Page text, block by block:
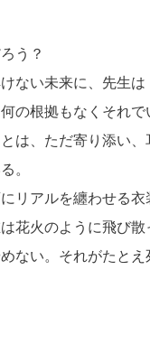
う？
ない未来に、先生は
の根拠もなくそれ
は、ただ寄り添い
。
リアルを纏わせる
花火のように飛び
ない。それがたと